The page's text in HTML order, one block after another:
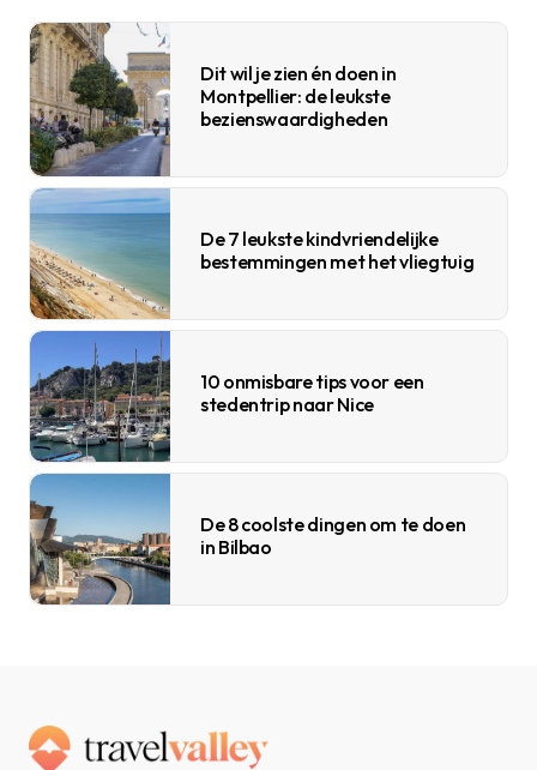
Dit wil je zien én doen in
Montpellier: de leukste
bezienswaardigheden
De 7 leukste kindvriendelijke
bestemmingen met het vliegtuig
10 onmisbare tips voor een
stedentrip naar Nice
De 8 coolste dingen om te doen
in Bilbao